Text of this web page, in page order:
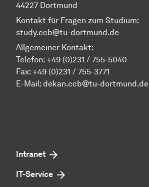
44227 Dortmund
Kontakt für Fragen zum Studium:
study.ccb@tu-dortmund.de
Allgemeiner Kontakt:
Telefon: +49 (0)231 / 755-5040
Fax: +49 (0)231 / 755-3771
E-Mail: dekan.ccb@tu-dortmund.de
Intranet
IT-Service